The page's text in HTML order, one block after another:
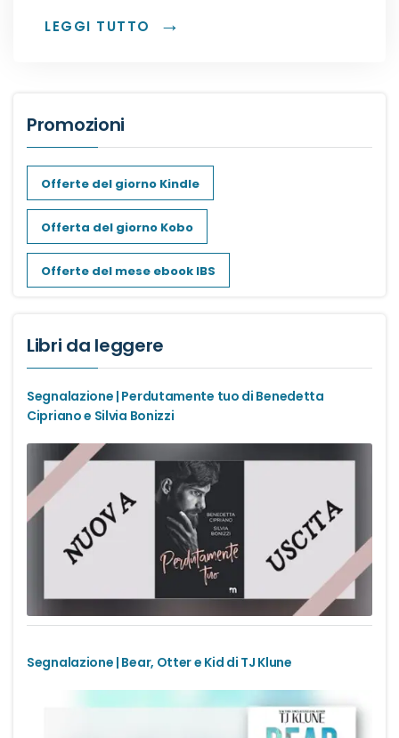
Royal romance
Second-Chance romance
Sport romance
Step romance
Young Adult
Fantasy
Urban Fantasy
Narrativa
Romanzi di formazione
LEGGI TUTTO
Promozioni
Offerte del giorno Kindle
Offerta del giorno Kobo
Offerte del mese ebook IBS
Libri da leggere
Segnalazione | Perdutamente tuo di Benedetta
Cipriano e Silvia Bonizzi
Segnalazione | Bear, Otter e Kid di TJ Klune